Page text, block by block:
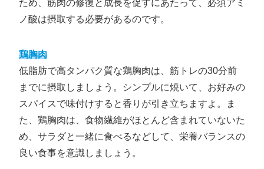
ため、筋肉の修復と成長を促すにあたって、必須アミ
ノ酸は摂取する必要があるのです。
鶏胸肉
低脂肪で高タンパク質な鶏胸肉は、筋トレの30分前
までに摂取しましょう。シンプルに焼いて、お好みの
スパイスで味付けすると香りが引き立ちますよ。ま
た、鶏胸肉は、食物繊維がほとんど含まれていないた
め、サラダと一緒に食べるなどして、栄養バランスの
良い食事を意識しましょう。